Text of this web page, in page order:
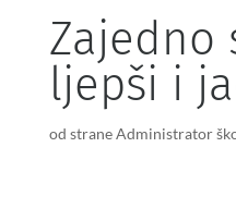
Zajedno
ljepši i
od straneAdministrator